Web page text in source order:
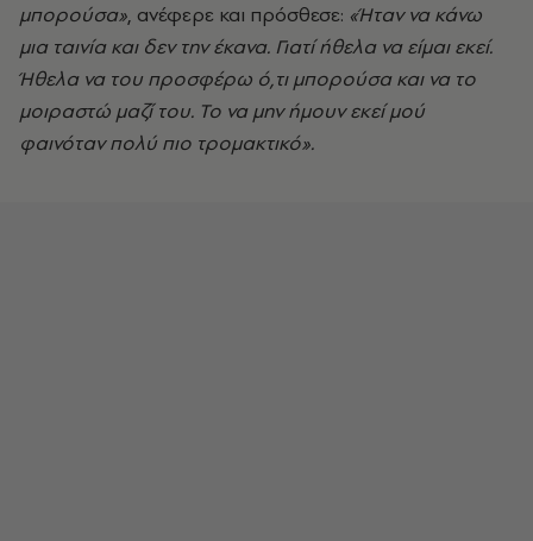
μπορούσα», ανέφερε και πρόσθεσε: «Ήταν να κάνω
μια ταινία και δεν την έκανα. Γιατί ήθελα να είμαι εκεί.
Ήθελα να του προσφέρω ό,τι μπορούσα και να το
μοιραστώ μαζί του. Το να μην ήμουν εκεί μού
φαινόταν πολύ πιο τρομακτικό».